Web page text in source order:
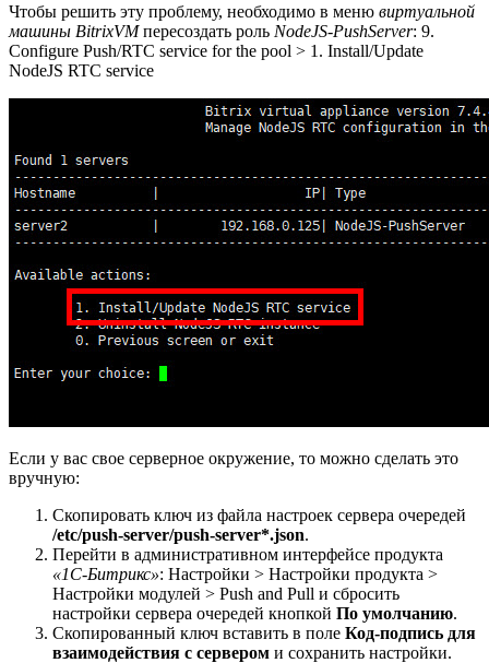
Чтобы решить эту проблему, необходимо в меню виртуальной
машины BitrixVMпересоздать роль NodeJS-PushServer: 9.
Configure Push/RTC service for the pool > 1. Install/Update
NodeJS RTC service
Если у вас свое серверное окружение, то можно сделать это
вручную:
Скопировать ключ из файла настроек сервера очередей
/etc/push-server/push-server*.json.
Перейти в административном интерфейсе продукта
«1С-Битрикс»: Настройки > Настройки продукта >
Настройки модулей > Push and Pull и сбросить
настройки сервера очередей кнопкой По умолчанию.
Скопированный ключ вставить в поле Код-подпись для
взаимодействия с сервером и сохранить настройки.